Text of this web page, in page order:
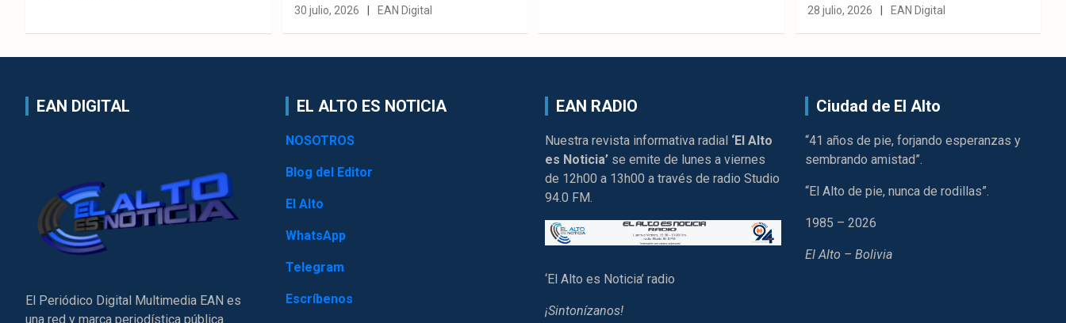
30 julio, 2026 EAN Digital 28 julio, 2026 EAN Digital
EAN DIGITAL
El Periódico Digital Multimedia EAN es
una red y marca periodística pública
EL ALTO ES NOTICIA
NOSOTROS
Blog del Editor
El Alto
WhatsApp
Telegram
Escríbenos
EAN RADIO
Nuestra revista informativa radial ‘El Alto
es Noticia’ se emite de lunes a viernes
de 12h00 a 13h00 a través de radio Studio
94.0 FM.
‘El Alto es Noticia’ radio
¡Sintonízanos!
Ciudad de El Alto
“41 años de pie, forjando esperanzas y
sembrando amistad”.
“El Alto de pie, nunca de rodillas”.
1985 – 2026
El Alto – Bolivia